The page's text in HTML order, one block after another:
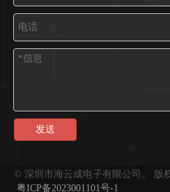
发送
© 深圳市海云成电子有限公司。 版
粤ICP备2023001101号-1